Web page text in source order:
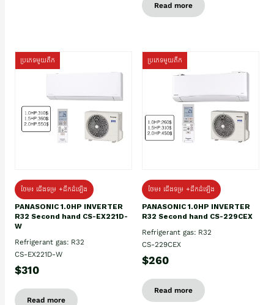
Read more
ប្រភេទមួយតឹក
ថែម៖ ជើងទម្រ +ដឹកដំឡើង
PANASONIC 1.0HP INVERTER
R32 Second hand CS-EX221D-
W
Refrigerant gas: R32
CS-EX221D-W
$310
Read more
ប្រភេទមួយតឹក
ថែម៖ ជើងទម្រ +ដឹកដំឡើង
PANASONIC 1.0HP INVERTER
R32 Second hand CS-229CEX
Refrigerant gas: R32
CS-229CEX
$260
Read more